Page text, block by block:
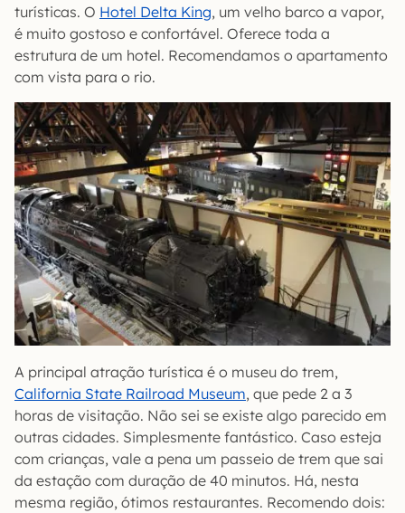
turísticas. O Hotel Delta King, um velho barco a vapor,
é muito gostoso e confortável. Oferece toda a
estrutura de um hotel. Recomendamos o apartamento
com vista para o rio.
A principal atração turística é o museu do trem,
California State Railroad Museum, que pede 2 a 3
horas de visitação. Não sei se existe algo parecido em
outras cidades. Simplesmente fantástico. Caso esteja
com crianças, vale a pena um passeio de trem que sai
da estação com duração de 40 minutos. Há, nesta
mesma região, ótimos restaurantes. Recomendo dois: